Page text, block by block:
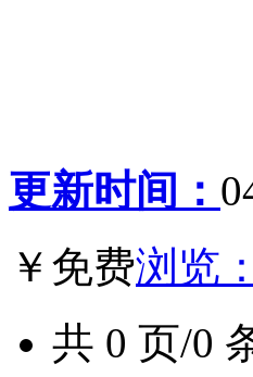
更新时间：
￥免费浏览
共 0 页/0